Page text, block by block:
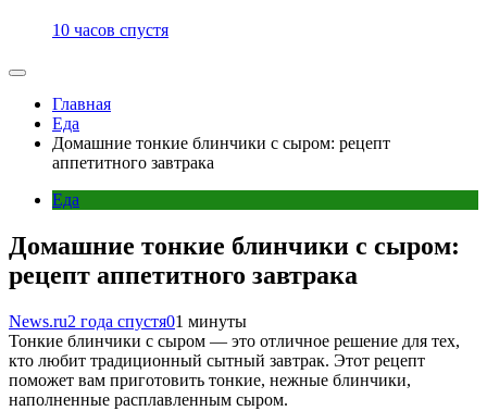
10 часов спустя
Главная
Еда
Домашние тонкие блинчики с сыром: рецепт
аппетитного завтрака
Еда
Домашние тонкие блинчики с сыром:
рецепт аппетитного завтрака
News.ru2 года спустя01 минуты
Тонкие блинчики с сыром — это отличное решение для тех,
кто любит традиционный сытный завтрак. Этот рецепт
поможет вам приготовить тонкие, нежные блинчики,
наполненные расплавленным сыром.